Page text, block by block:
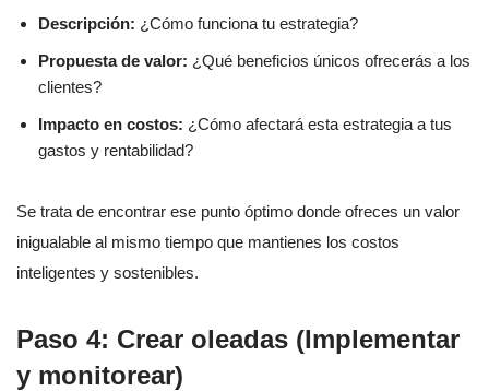
Descripción: ¿Cómo funciona tu estrategia?
Propuesta de valor: ¿Qué beneficios únicos ofrecerás a los
clientes?
Impacto en costos: ¿Cómo afectará esta estrategia a tus
gastos y rentabilidad?
Se trata de encontrar ese punto óptimo donde ofreces un valor
inigualable al mismo tiempo que mantienes los costos
inteligentes y sostenibles.
Paso 4: Crear oleadas (Implementar
y monitorear)